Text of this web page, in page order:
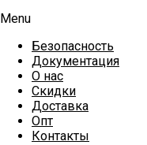
Menu
Безопасность
Документация
О нас
Скидки
Доставка
Опт
Контакты